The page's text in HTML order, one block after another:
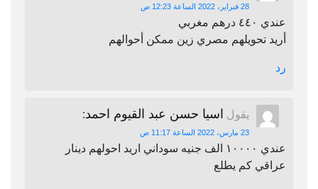
28 فبراير، 2022 الساعة 12:23 ص
عندي ٤٤٠ درهم مغربي
أريد تحويلهم مصري زين ممكن أحوالهم
رد
يقول اسيا حسن عبد القيوم احمد:
23 مارس، 2022 الساعة 11:17 ص
عندي ١٠٠٠٠ الف جنيه سوداني اريد احولهم دينار
عراقي كم يطلع